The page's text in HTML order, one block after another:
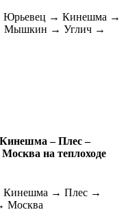
Юрьевец → Кинешма →
Мышкин → Углич →
– Плес –
на теплоходе
Кинешма → Плес →
Москва